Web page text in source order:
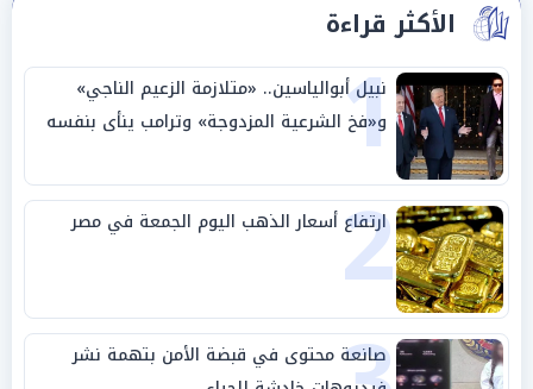
الأكثر قراءة
1
نبيل أبوالياسين.. «متلازمة الزعيم الناجي»
و«فخ الشرعية المزدوجة» وترامب ينأى بنفسه
وحليفه في «ميتم استراتيجي»
2
ارتفاع أسعار الذهب اليوم الجمعة في مصر
صانعة محتوى في قبضة الأمن بتهمة نشر